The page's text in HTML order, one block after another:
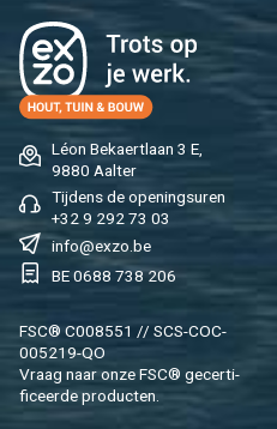
Léon Be­kaert­laan 3 E,
9880 Aal­ter
Tij­dens de ope­nings­uren
+32 9 292 73 03
info@​exzo.​be
BE 0688 738 206
FSC® C008551 // SCS-COC-
005219-QO
Vraag naar onze FSC® ge­cer­ti­
fi­ceer­de pro­duc­ten.